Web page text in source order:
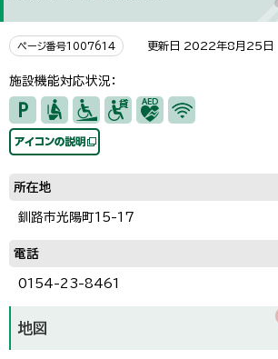
ページ番号1007614 更新日 2022年8月25日
施設機能対応状況：
所在地
釧路市光陽町15-17
電話
0154-23-8461
地図